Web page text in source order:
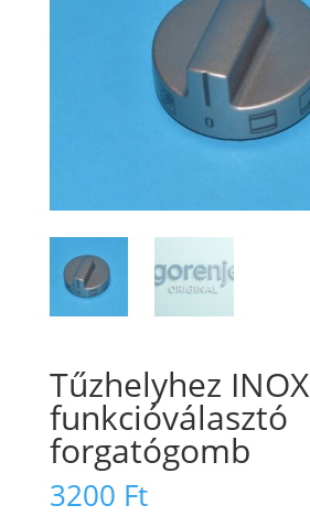
Tűzhelyhez INOX
funkcióválasztó
forgatógomb
3200 Ft